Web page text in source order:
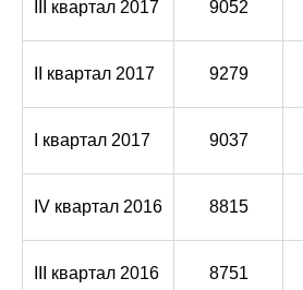
III квартал 2017 9052
II квартал 2017 9279
I квартал 2017 9037
IV квартал 2016 8815
III квартал 2016 8751